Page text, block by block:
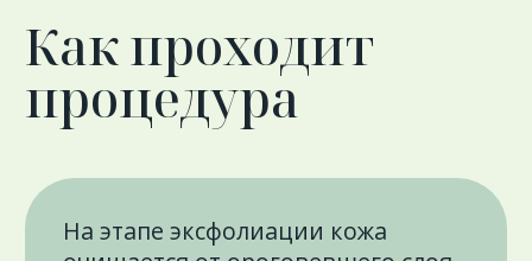
Стоимость
процедуры